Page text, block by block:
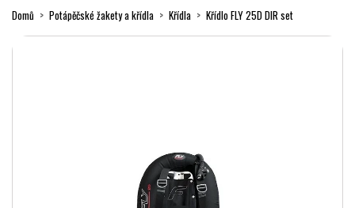
Domů Potápěčské žakety a křídla Křídla Křídlo FLY 25D DIR set